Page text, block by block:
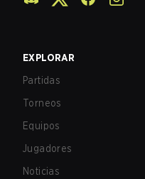
EXPLORAR
Partidas
Torneos
Equipos
Jugadores
Noticias